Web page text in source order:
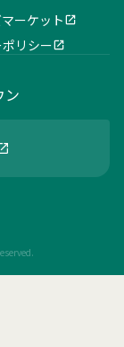
ーケット
リシー
ン